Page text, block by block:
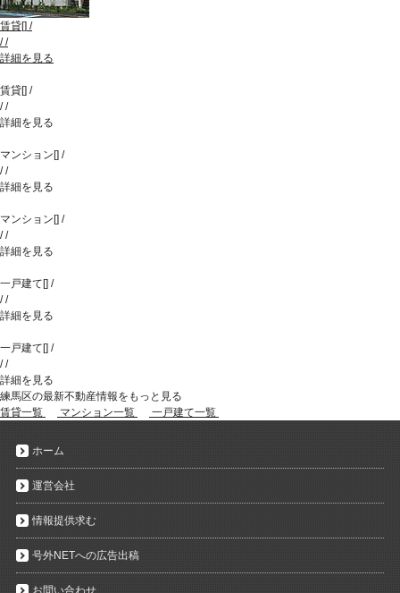
賃貸[] /
//
詳細を見る
賃貸[] /
//
詳細を見る
マンション [] /
//
詳細を見る
マンション [] /
//
詳細を見る
一戸建て [] /
//
詳細を見る
一戸建て [] /
//
詳細を見る
練馬区の最新不動産情報をもっと見る
賃貸一覧
マンション一覧 一戸建て一覧
ホーム
運営会社
情報提供求む
号外NETへの広告出稿
お問い合わせ